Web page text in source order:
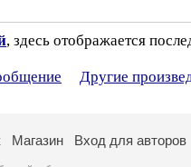
, здесь отображается
Другие
Магазин Вход для авторов